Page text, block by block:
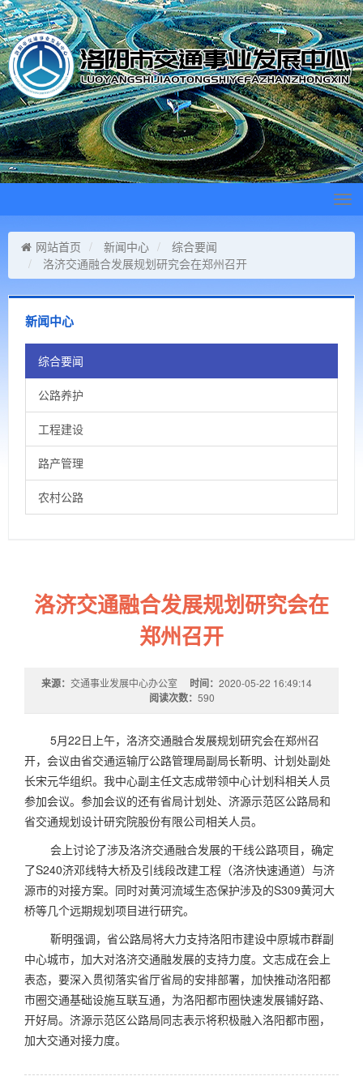
网站首页
新闻中心
综合要闻
洛济交通融合发展规划研究会在郑州召开
新闻中心
综合要闻
公路养护
工程建设
路产管理
农村公路
洛济交通融合发展规划研究会在
郑州召开
来源： 交通事业发展中心办公室 时间： 2020-05-22 16:49:14
阅读次数： 590
5月22日上午，洛济交通融合发展规划研究会在郑州召
开，会议由省交通运输厅公路管理局副局长靳明、计划处副处
长宋元华组织。我中心副主任文志成带领中心计划科相关人员
参加会议。参加会议的还有省局计划处、济源示范区公路局和
省交通规划设计研究院股份有限公司相关人员。
会上讨论了涉及洛济交通融合发展的干线公路项目，确定
了S240济邓线特大桥及引线段改建工程（洛济快速通道）与济
源市的对接方案。同时对黄河流域生态保护涉及的S309黄河大
桥等几个远期规划项目进行研究。
靳明强调，省公路局将大力支持洛阳市建设中原城市群副
中心城市，加大对洛济交通融发展的支持力度。文志成在会上
表态，要深入贯彻落实省厅省局的安排部署，加快推动洛阳都
市圈交通基础设施互联互通，为洛阳都市圈快速发展铺好路、
开好局。济源示范区公路局同志表示将积极融入洛阳都市圈，
加大交通对接力度。